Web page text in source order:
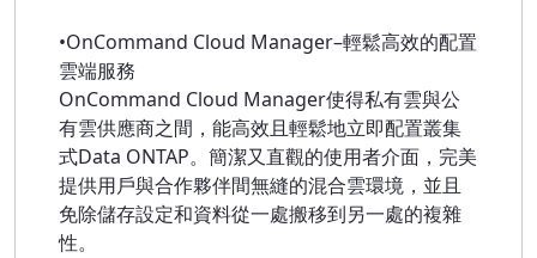
•OnCommand Cloud Manager–輕鬆高效的配置
雲端服務
OnCommand Cloud Manager使得私有雲與公
有雲供應商之間，能高效且輕鬆地立即配置叢集
式Data ONTAP。簡潔又直觀的使用者介面，完美
提供用戶與合作夥伴間無縫的混合雲環境，並且
免除儲存設定和資料從一處搬移到另一處的複雜
性。